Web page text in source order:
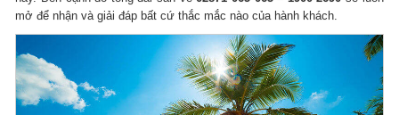
mở để nhận và giải đáp bất cứ thắc mắc nào của hành khách.